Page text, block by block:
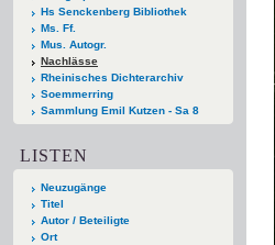
Hs Senckenberg Bibliothek
Ms. Ff.
Mus. Autogr.
Nachlässe
Rheinisches Dichterarchiv
Soemmerring
Sammlung Emil Kutzen - Sa 8
LISTEN
Neuzugänge
Titel
Autor / Beteiligte
Ort